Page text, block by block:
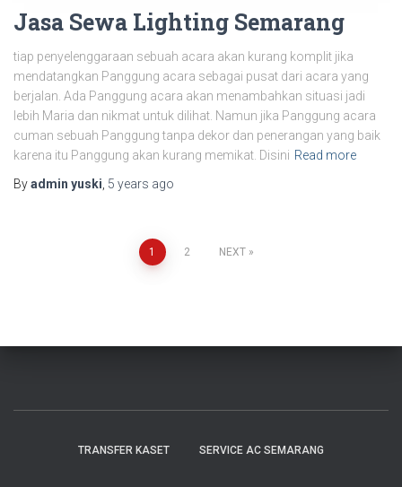
Jasa Sewa Lighting Semarang
tiap penyelenggaraan sebuah acara akan kurang komplit jika
mendatangkan Panggung acara sebagai pusat dari acara yang
berjalan. Ada Panggung acara akan menambahkan situasi jadi
lebih Maria dan nikmat untuk dilihat. Namun jika Panggung acara
cuman sebuah Panggung tanpa dekor dan penerangan yang baik
karena itu Panggung akan kurang memikat. Disini Read more
Byadmin yuski 5 years ago
1 2 NEXT
TRANSFER KASET SERVICE AC SEMARANG